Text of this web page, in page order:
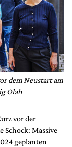
dem Neustart am
Olah
vor der
Schock: Massive
geplanten